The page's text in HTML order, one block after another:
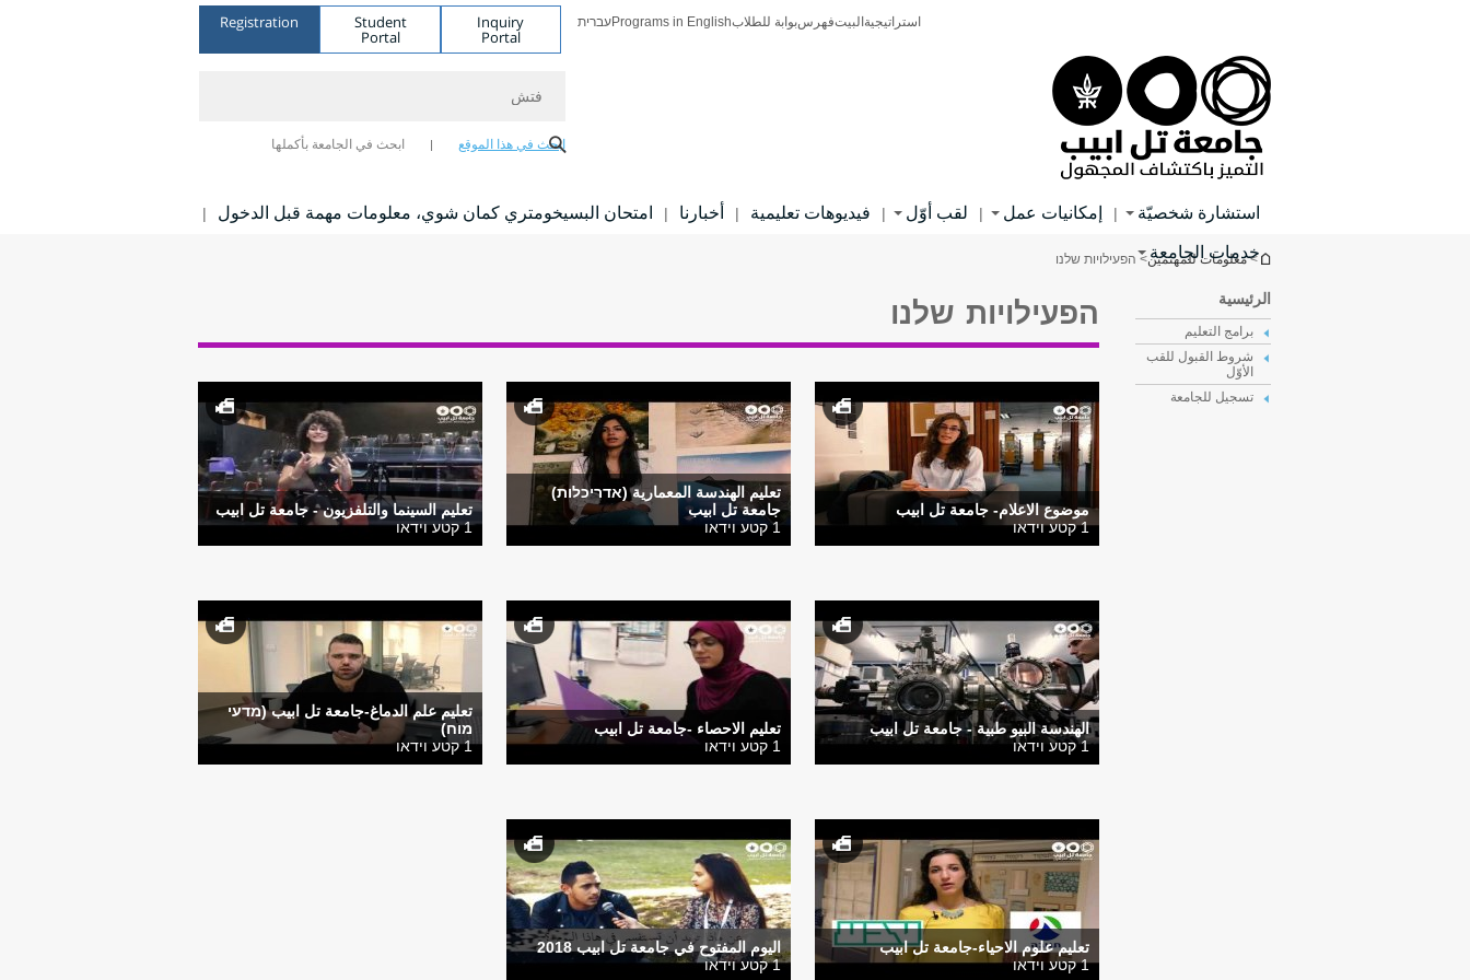
استراتيجية البيتفهرسبوابة للطلابPrograms in Englishעברית Inquiry
Portal
Student
Portal
Registration
ابحث في هذا الموقع ابحث في الجامعة بأكملها
استشارة شخصيّة | إمكانيات عمل | لقب أوّل | فيديوهات تعليمية | أخبارنا | امتحان البسيخومتري كمان شوي، معلومات مهمة قبل الدخول |
خدمات الجامعة
You are here
> معلومات للمهتمين> הפעילויות שלנו
الرئيسية
برامج التعليم
شروط القبول للقب
الأوّل
تسجيل للجامعة
הפעילויות שלנו
موضوع الاعلام- جامعة تل ابيب
1 קטע וידאו
تعليم الهندسة المعمارية (אדריכלות)
جامعة تل ابيب
1 קטע וידאו
تعليم السينما والتلفزيون - جامعة تل ابيب
1 קטע וידאו
الهندسة البيو طبية - جامعة تل ابيب
1 קטע וידאו
تعليم الاحصاء -جامعة تل ابيب
1 קטע וידאו
تعليم علم الدماغ-جامعة تل ابيب (מדעי
מוח)
1 קטע וידאו
تعليم علوم الاحياء-جامعة تل ابيب
1 קטע וידאו
اليوم المفتوح في جامعة تل ابيب 2018
1 קטע וידאו
Pages